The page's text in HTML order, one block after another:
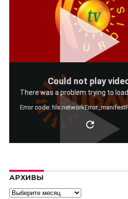
Could not play
There was a problem trying to
Error code:
АРХИВЫ
Архивы